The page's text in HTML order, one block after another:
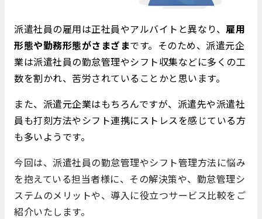
派遣社員の雇用は正社員やアルバイトと異なり、 雇用
形態や勤務形態がさまざまです。そのため、派遣元企
業は派遣社員の勤怠管理やシフト収集などに多くの工
数を割かれ、苦労されていることかと思います。
また、派遣元企業はもちろんですが、派遣先や派遣社
員も打刻方法やシフト連携にストレスを感じている方
も多いようです。
今回は、派遣社員の勤怠管理やシフト管理方法に悩み
を抱えている担当者様に、その解決策や、勤怠管理シ
ステムのメリットや、導入に役立つサービス比較をご
紹介いたします。